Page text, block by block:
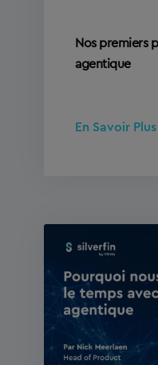
Nos premiers
agentique
En Savoir Plus